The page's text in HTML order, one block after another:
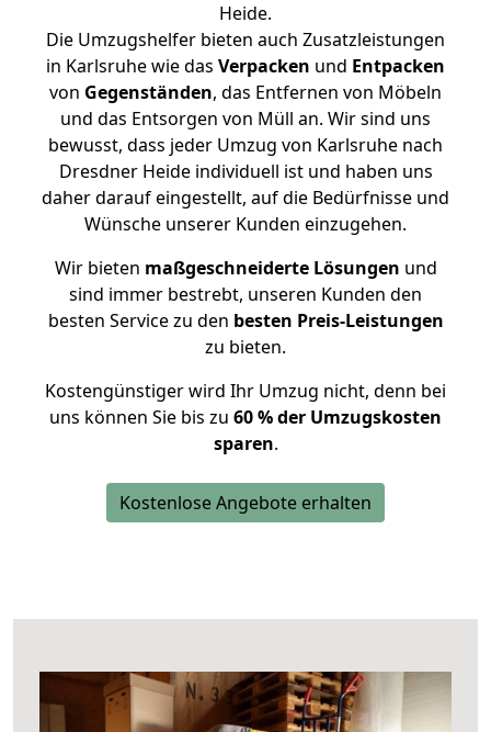
Heide.
Die Umzugshelfer bieten auch Zusatzleistungen
in Karlsruhe wie das Verpacken und Entpacken
von Gegenständen, das Entfernen von Möbeln
und das Entsorgen von Müll an. Wir sind uns
bewusst, dass jeder Umzug von Karlsruhe nach
Dresdner Heide individuell ist und haben uns
daher darauf eingestellt, auf die Bedürfnisse und
Wünsche unserer Kunden einzugehen.
Wir bieten maßgeschneiderte Lösungen und
sind immer bestrebt, unseren Kunden den
besten Service zu den besten Preis-Leistungen
zu bieten.
Kostengünstiger wird Ihr Umzug nicht, denn bei
uns können Sie bis zu 60 % der Umzugskosten
sparen.
Kostenlose Angebote erhalten